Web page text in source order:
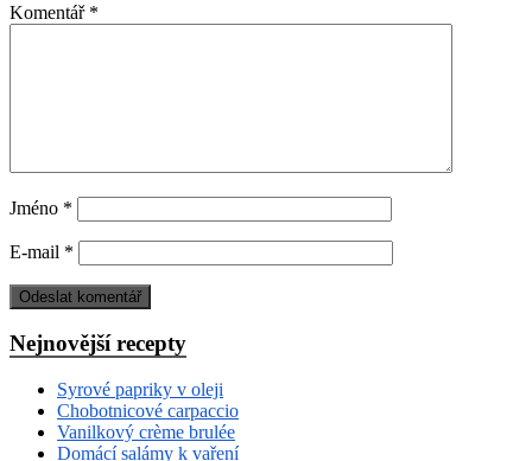
Komentář *
Jméno *
E-mail *
Nejnovější recepty
Syrové papriky v oleji
Chobotnicové carpaccio
Vanilkový crème brulée
Domácí salámy k vaření